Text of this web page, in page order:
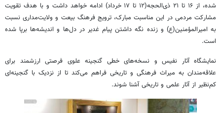
شده، از ۱۶ تا ۲۱ ذی‌الحجه(۱۲ تا ۱۷ خرداد) ادامه خواهد داشت و با هدف تقویت
مشارکت مردمی در این مناسبت مبارک، ترویج فرهنگ بیعت و ولایت‌مداری نسبت
به امیرالمؤمنین(ع) و زنده نگه داشتن پیام غدیر در دل‌ها و اندیشه‌ها برپا شده
است.
نمایشگاه آثار نفیس و نسخه‌های خطی گنجینه علوی فرصتی ارزشمند برای
علاقه‌مندان به میراث فرهنگی و تاریخی فراهم می‌کند تا از نزدیک با گنجینه‌ای
کم‌نظیر از آثار علمی و تاریخی آشنا شوند.